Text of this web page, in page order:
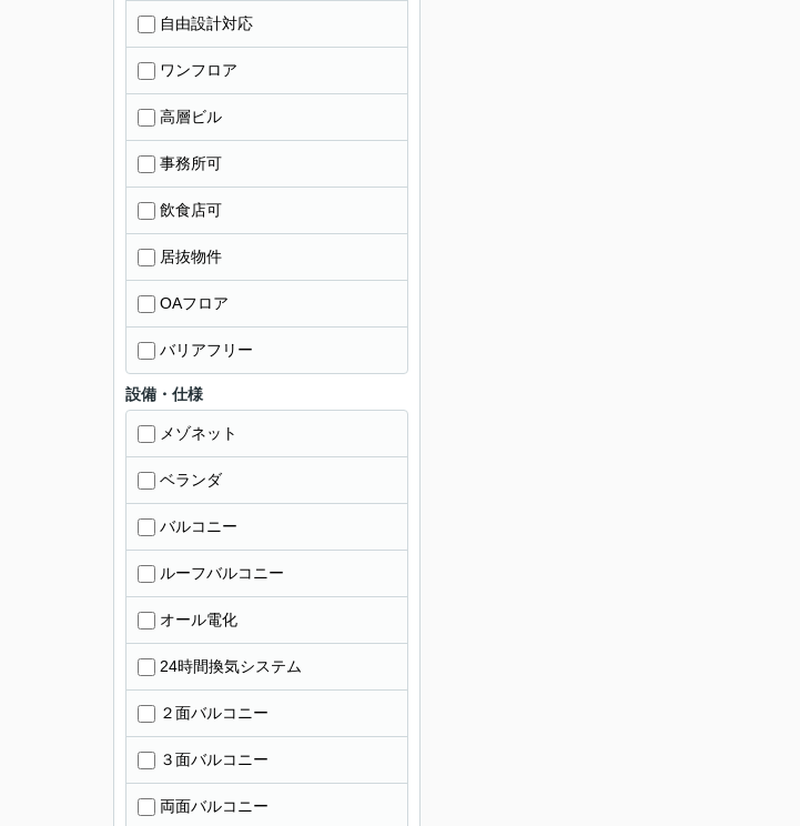
自由設計対応
ワンフロア
高層ビル
事務所可
飲食店可
居抜物件
OAフロア
バリアフリー
設備・仕様
メゾネット
ベランダ
バルコニー
ルーフバルコニー
オール電化
24時間換気システム
２面バルコニー
３面バルコニー
両面バルコニー